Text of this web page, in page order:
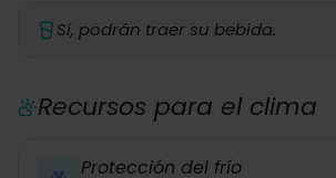
Sí, podrán traer su bebida.
Recursos para el clima
Protección del frío